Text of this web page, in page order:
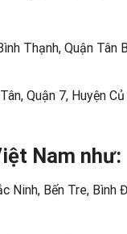
Thạnh, Quận Tân
Quận 7, Huyện
Nam như:
Ninh, Bến Tre, Bình